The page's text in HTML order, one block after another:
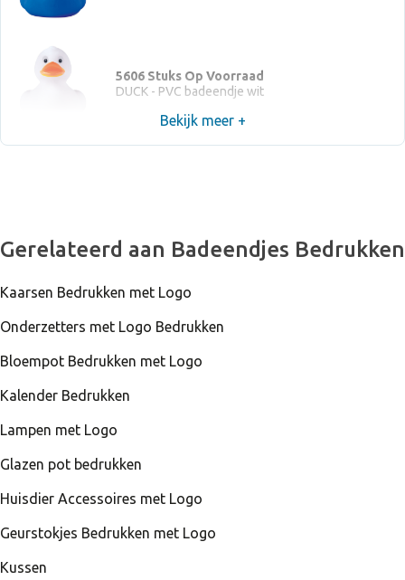
5606 Stuks Op Voorraad
DUCK - PVC badeendje wit
Bekijk meer +
Gerelateerd aan Badeendjes Bedrukken
Kaarsen Bedrukken met Logo
Onderzetters met Logo Bedrukken
Bloempot Bedrukken met Logo
Kalender Bedrukken
Lampen met Logo
Glazen pot bedrukken
Huisdier Accessoires met Logo
Geurstokjes Bedrukken met Logo
Kussen